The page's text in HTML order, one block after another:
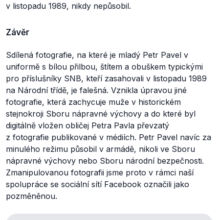
v listopadu 1989, nikdy nepůsobil.
Závěr
Sdílená fotografie, na které je mladý Petr Pavel v
uniformě s bílou přilbou, štítem a obuškem typickými
pro příslušníky SNB, kteří zasahovali v listopadu 1989
na Národní třídě, je falešná. Vznikla úpravou jiné
fotografie, která zachycuje muže v historickém
stejnokroji Sboru nápravné výchovy a do které byl
digitálně vložen obličej Petra Pavla převzatý
z fotografie publikované v médiích. Petr Pavel navíc za
minulého režimu působil v armádě, nikoli ve Sboru
nápravné výchovy nebo Sboru národní bezpečnosti.
Zmanipulovanou fotografii jsme proto v rámci naší
spolupráce se sociální sítí Facebook označili jako
pozměněnou.